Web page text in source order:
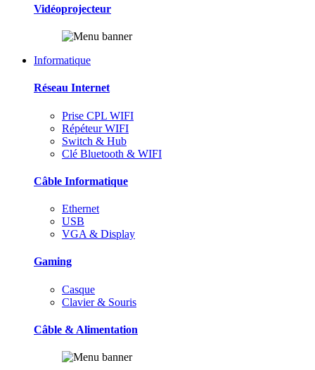
Vidéoprojecteur
Informatique
Réseau Internet
Prise CPL WIFI
Répéteur WIFI
Switch & Hub
Clé Bluetooth & WIFI
Câble Informatique
Ethernet
USB
VGA & Display
Gaming
Casque
Clavier & Souris
Câble & Alimentation